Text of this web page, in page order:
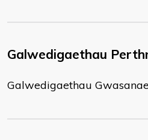
Galwedigaethau
Galwedigaethau